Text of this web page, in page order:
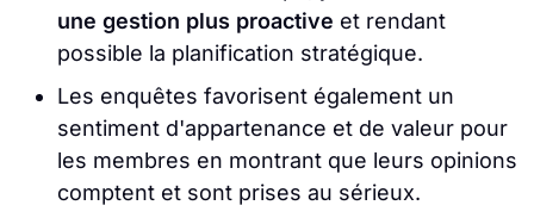
une gestion plus proactive et rendant
possible la planification stratégique.
Les enquêtes favorisent également un
sentiment d'appartenance et de valeur pour
les membres en montrant que leurs opinions
comptent et sont prises au sérieux.